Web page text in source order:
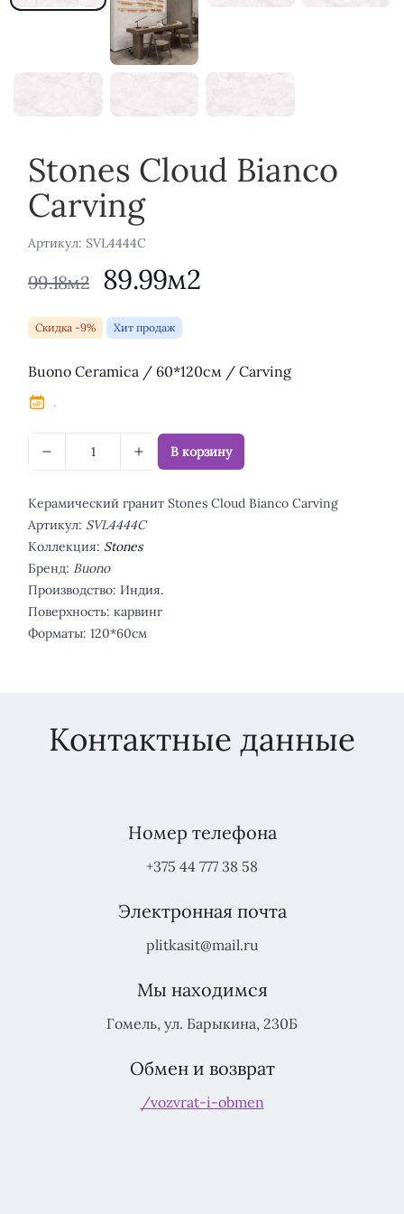
Stones Cloud Bianco
Carving
Aртикул: SVL4444C
99.18м2 89.99м2
Скидка -9% Хит продаж
Описание
Buono Ceramica / 60*120см / Carving
.
В корзину
Керамический гранит Stones Cloud Bianco Carving
Артикул: SVL4444C
Коллекция: Stones
Бренд: Buono
Производство: Индия.
Поверхность: карвинг
Форматы: 120*60см
Контактные данные
Номер телефона
+375 44 777 38 58
Электронная почта
plitkasit@mail.ru
Мы находимся
Гомель, ул. Барыкина, 230Б
Обмен и возврат
/vozvrat-i-obmen